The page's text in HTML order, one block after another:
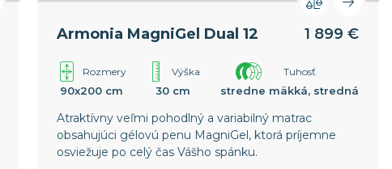
Armonia MagniGel Dual 12 1 899 €
Rozmery
90x200 cm
Výška
30 cm
Tuhosť
stredne mäkká, stredná
Atraktívny veľmi pohodlný a variabilný matrac
obsahujúci gélovú penu MagniGel, ktorá príjemne
osviežuje po celý čas Vášho spánku.